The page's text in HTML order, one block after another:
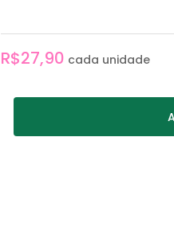
R$27,90 cada unidade